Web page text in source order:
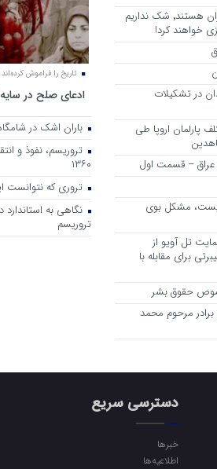
هرجا خشن ترین دشمنان ایران هستند٬ شک نداریم
خواهند کرد!
در تشکیلات
پارلمان اروپا طی
عراق – قسمت اول
مشکل بوی
تل آویو از
برای مقابله با
حقوق بشر
مرحوم محمد
تاریخ را فراموش کرده‌اند
ادعای صلح در
باران اشک در شامگاه
۱۳۶۰
تروری که نتوانست
نگاهی به استاندارد
تروریسم
دسترسی سریع
خبرها
اطلاعیه‌ها